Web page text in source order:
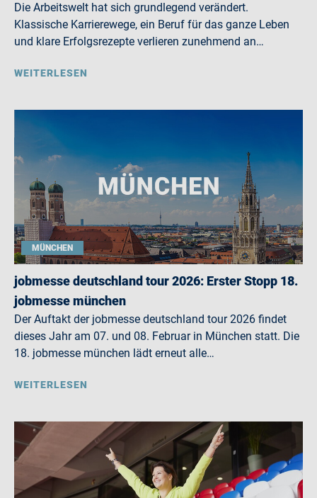
Die Arbeitswelt hat sich grundlegend verändert.
Klassische Karrierewege, ein Beruf für das ganze Leben
und klare Erfolgsrezepte verlieren zunehmend an…
WEITERLESEN
MÜNCHEN
jobmesse deutschland tour 2026: Erster Stopp 18.
jobmesse münchen
Der Auftakt der jobmesse deutschland tour 2026 findet
dieses Jahr am 07. und 08. Februar in München statt. Die
18. jobmesse münchen lädt erneut alle…
WEITERLESEN